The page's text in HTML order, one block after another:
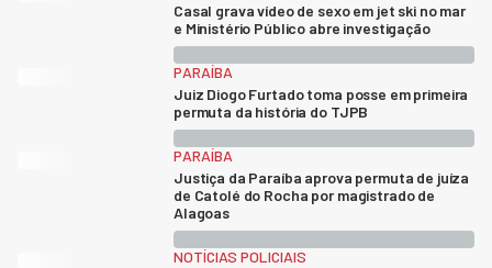
Casal grava vídeo de sexo em jet ski no mar
e Ministério Público abre investigação
PARAÍBA
Juiz Diogo Furtado toma posse em primeira
permuta da história do TJPB
PARAÍBA
Justiça da Paraíba aprova permuta de juíza
de Catolé do Rocha por magistrado de
Alagoas
NOTÍCIAS POLICIAIS